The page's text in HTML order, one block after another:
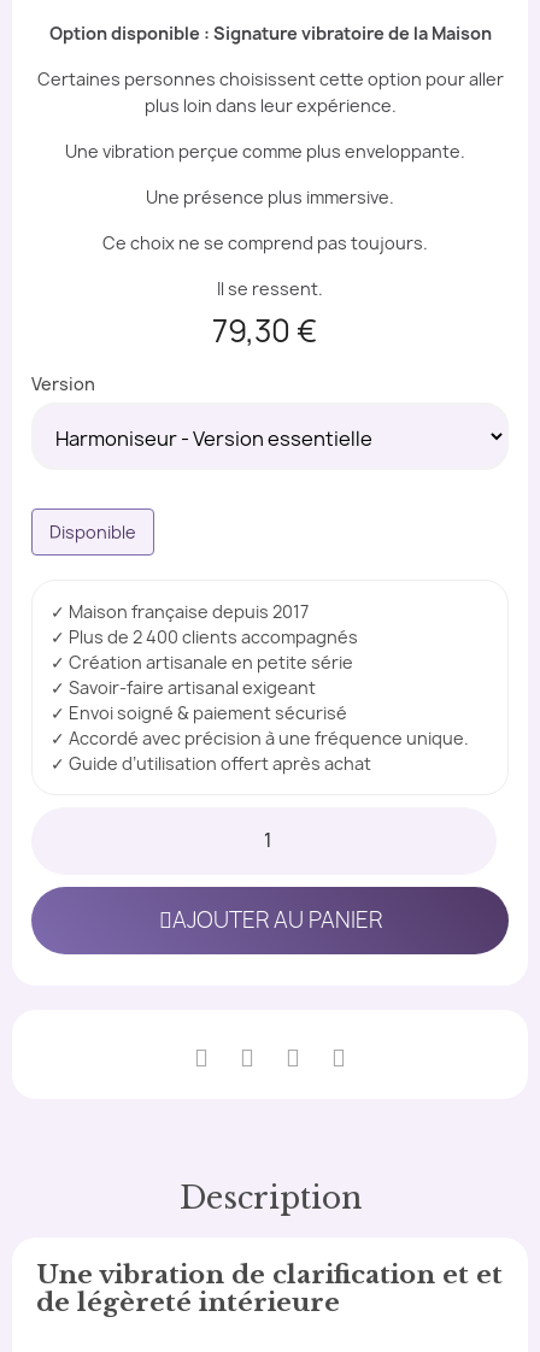
Option disponible : Signature vibratoire de la Maison
Certaines personnes choisissent cette option pour aller
plus loin dans leur expérience.
Une vibration perçue comme plus enveloppante.
Une présence plus immersive.
Ce choix ne se comprend pas toujours.
Il se ressent.
79,30 €
Version
Disponible
✓ Maison française depuis 2017
✓ Plus de 2 400 clients accompagnés
✓ Création artisanale en petite série
✓ Savoir-faire artisanal exigeant
✓ Envoi soigné & paiement sécurisé
✓ Accordé avec précision à une fréquence unique.
✓ Guide d’utilisation offert après achat
AJOUTER AU PANIER
Description
Une vibration de clarification et et
de légèreté intérieure